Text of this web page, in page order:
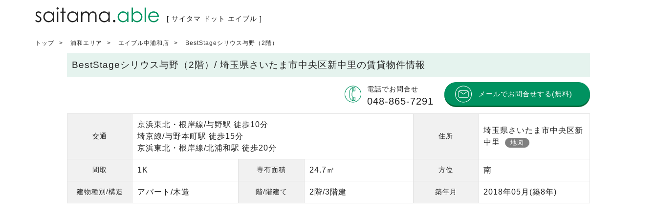
[ サイタマ ドット エイブル ]
トップ 浦和エリア エイブル中浦和店 BestStageシリウス与野（2階）
BestStageシリウス与野（2階）/ 埼玉県さいたま市中央区新中里の賃貸物件情報
電話でお問合せ
048-865-7291
メールでお問合せする(無料)
交通
京浜東北・根岸線/与野駅 徒歩10分
埼京線/与野本町駅 徒歩15分
京浜東北・根岸線/北浦和駅 徒歩20分
住所
埼玉県さいたま市中央区新
中里
地図
間取 1K 専有面積 24.7㎡ 方位 南
建物種別/構造 アパート/木造 階/階建て 2階/3階建 築年月 2018年05月 (築8年)